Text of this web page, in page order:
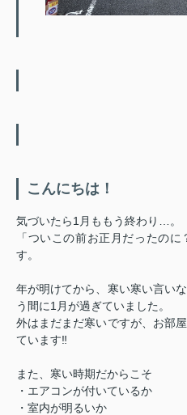
こんにちは！
気づいたら1月ももう終わり…。
「ついこの前お正月だったの
す。
年が明けてから、寒い寒い言い
う間に1月が過ぎていました。
外はまだまだ寒いですが、お部
ています‼
また、寒い時期だからこそ
・エアコンが付いているか
・室内が明るいか